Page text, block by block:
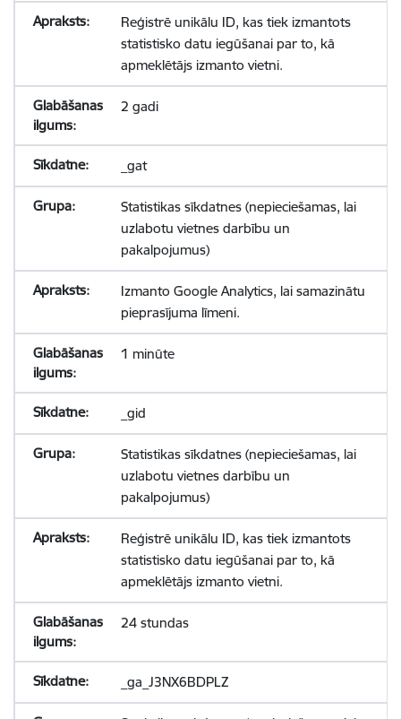
Reģistrē unikālu ID, kas tiek izmantots
statistisko datu iegūšanai par to, kā
apmeklētājs izmanto vietni.
2 gadi
_gat
Statistikas sīkdatnes (nepieciešamas, lai
uzlabotu vietnes darbību un
pakalpojumus)
Izmanto Google Analytics, lai samazinātu
pieprasījuma līmeni.
1 minūte
_gid
Statistikas sīkdatnes (nepieciešamas, lai
uzlabotu vietnes darbību un
pakalpojumus)
Reģistrē unikālu ID, kas tiek izmantots
statistisko datu iegūšanai par to, kā
apmeklētājs izmanto vietni.
24 stundas
_ga_J3NX6BDPLZ